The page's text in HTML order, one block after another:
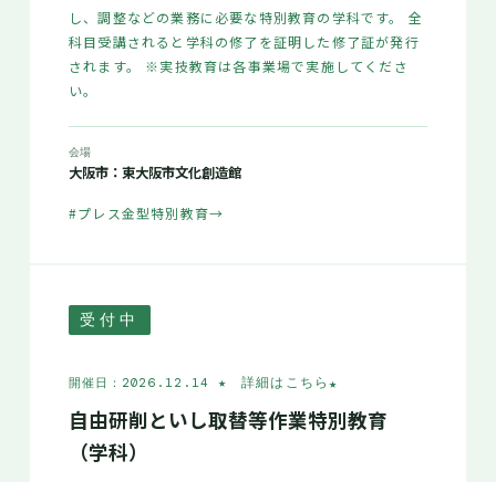
し、調整などの業務に必要な特別教育の学科です。 全
科目受講されると学科の修了を証明した修了証が発行
されます。 ※実技教育は各事業場で実施してくださ
い。
会場
大阪市：東大阪市文化創造館
#プレス金型特別教育→
受付中
開催日：2026.12.14 ★ 詳細はこちら★
自由研削といし取替等作業特別教育
（学科）